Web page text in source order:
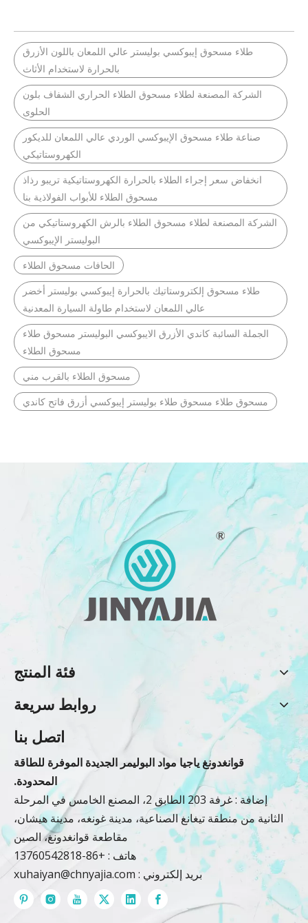
طلاء مسحوق إيبوكسي بوليستر عالي اللمعان باللون الأزرق
بالحرارة لاستخدام الأثاث
الشركة المصنعة لطلاء مسحوق الطلاء الحراري الشفاف بلون
الحلوى
صناعة طلاء مسحوق الإيبوكسي الوردي عالي اللمعان للديكور
الكهروستاتيكي
انخفاض سعر إجراء الطلاء بالحرارة الكهروستاتيكية تريبو رذاذ
مسحوق الطلاء للأبواب الفولاذية بنا
الشركة المصنعة لطلاء مسحوق الطلاء بالرش الكهروستاتيكي من
البوليستر الإيبوكسي
الحافات مسحوق الطلاء
طلاء مسحوق إلكتروستاتيك بالحرارة إيبوكسي بوليستر أخضر
عالي اللمعان لاستخدام طاولة السيارة المعدنية
الجملة السائبة كاندي الأزرق الايبوكسي البوليستر مسحوق طلاء
مسحوق الطلاء
مسحوق الطلاء بالقرب مني
مسحوق طلاء مسحوق طلاء بوليستر إيبوكسي أزرق فاتح كاندي
فئة المنتج
روابط سريعة
اتصل بنا
قوانغدونغ ياجيا مواد البوليمر الجديدة الموفرة للطاقة
المحدودة.
إضافة : غرفة 203 الطابق 2، المصنع الخامس في المرحلة
الثانية من منطقة تيغانغ الصناعية، مدينة غونغه، مدينة هيشان،
مقاطعة قوانغدونغ، الصين
هاتف : +86-13760542818
بريد إلكتروني : xuhaiyan@chnyajia.com